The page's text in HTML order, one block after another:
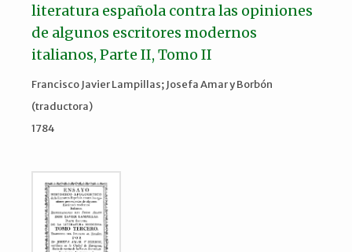
literatura española contra las opiniones
de algunos escritores modernos
italianos, Parte II, Tomo II
Francisco Javier Lampillas; Josefa Amar y Borbón
(traductora)
1784